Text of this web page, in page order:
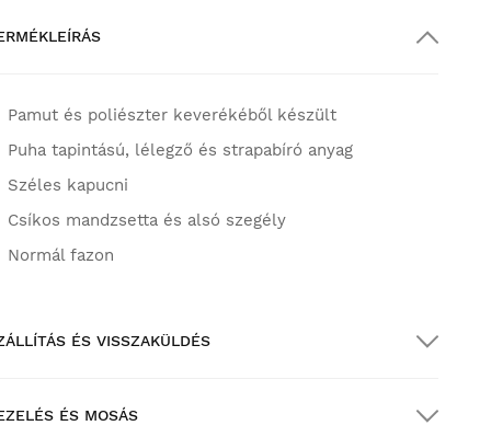
Pamut és poliészter keverékéből készült
Puha tapintású, lélegző és strapabíró anyag
Széles kapucni
Csíkos mandzsetta és alsó szegély
Normál fazon
ÉS VISSZAKÜLDÉS
ÉS MOSÁS